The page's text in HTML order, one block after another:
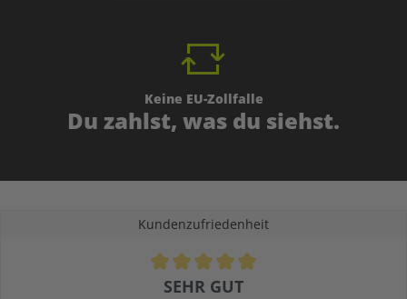
Keine EU-Zollfalle
Du zahlst, was du siehst.
Kundenzufriedenheit
Durchschnittliche Bewertung von 4.9 von 5 Sternen
SEHR GUT